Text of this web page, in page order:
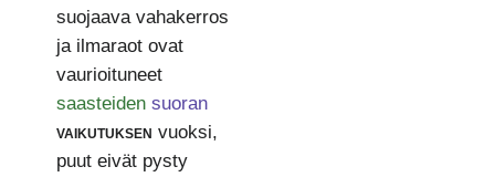
suojaava vahakerros
ja ilmaraot ovat
vaurioituneet
saasteiden suoran
vaikutuksen vuoksi,
puut eivät pysty